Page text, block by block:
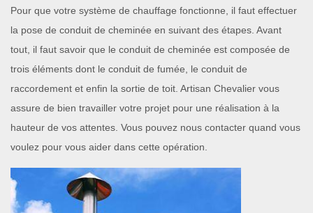
Pour que votre système de chauffage fonctionne, il faut effectuer
la pose de conduit de cheminée en suivant des étapes. Avant
tout, il faut savoir que le conduit de cheminée est composée de
trois éléments dont le conduit de fumée, le conduit de
raccordement et enfin la sortie de toit. Artisan Chevalier vous
assure de bien travailler votre projet pour une réalisation à la
hauteur de vos attentes. Vous pouvez nous contacter quand vous
voulez pour vous aider dans cette opération.